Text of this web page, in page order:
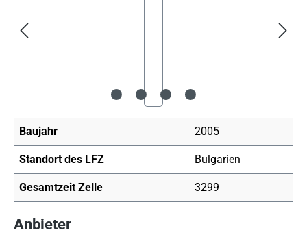
Baujahr 2005
Standort des LFZ Bulgarien
Gesamtzeit Zelle 3299
Anbieter